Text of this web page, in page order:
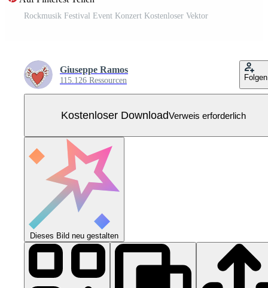
Rockmusik Festival Event Konzert Kostenloser Vektor
Giuseppe Ramos
115.126 Ressourcen Folgen
Kostenloser DownloadVerweis erforderlich
Dieses Bild neu gestalten